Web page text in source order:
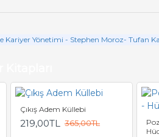
Kariyer Yönetimi - Stephen Moroz- Tufan
Çıkış Adem Küllebi
219,00TL 365,00TL